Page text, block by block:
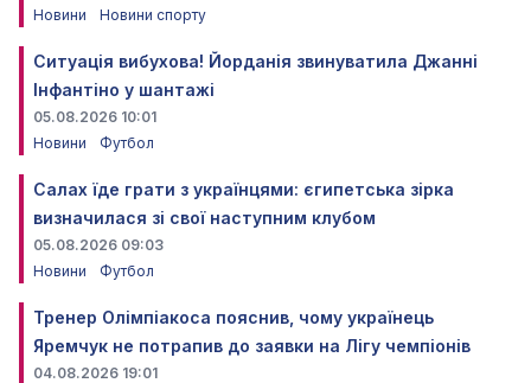
Новини
Новини спорту
Ситуація вибухова! Йорданія звинуватила Джанні
Інфантіно у шантажі
05.08.2026 10:01
Новини
Футбол
Салах їде грати з українцями: єгипетська зірка
визначилася зі свої наступним клубом
05.08.2026 09:03
Новини
Футбол
Тренер Олімпіакоса пояснив, чому українець
Яремчук не потрапив до заявки на Лігу чемпіонів
04.08.2026 19:01